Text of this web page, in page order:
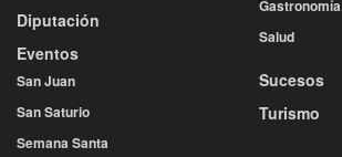
Diputación
Eventos
San Juan
San Saturio
Semana Santa
Gastronomía
Salud
Sucesos
Turismo